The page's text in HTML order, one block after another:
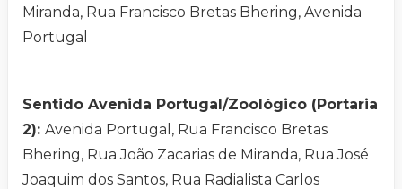
Miranda, Rua Francisco Bretas Bhering, Avenida
Portugal
Sentido Avenida Portugal/Zoológico (Portaria
2): Avenida Portugal, Rua Francisco Bretas
Bhering, Rua João Zacarias de Miranda, Rua José
Joaquim dos Santos, Rua Radialista Carlos